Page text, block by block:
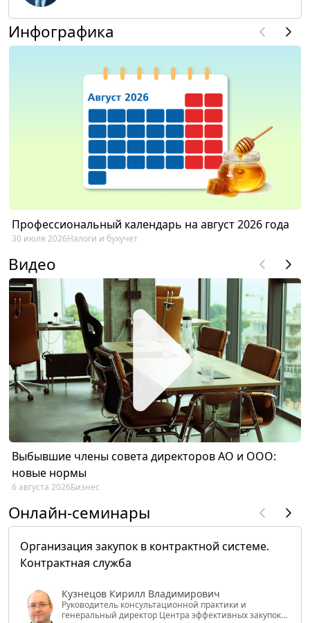
Инфографика
Профессиональный календарь на август 2026 года
30 июля 2026Налоги и бухучет
Видео
Выбывшие члены совета директоров АО и ООО:
новые нормы
6 августа 2026Бизнес
Онлайн-семинары
Организация закупок в контрактной системе.
Контрактная служба
Кузнецов Кирилл Владимирович
Руководитель консультационной практики и
генеральный директор Центра эффективных закупок